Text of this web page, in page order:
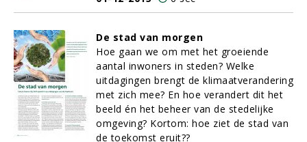
De stad van morgen
Hoe gaan we om met het groeiende
aantal inwoners in steden? Welke
uitdagingen brengt de klimaatverandering
met zich mee? En hoe verandert dit het
beeld én het beheer van de stedelijke
omgeving? Kortom: hoe ziet de stad van
de toekomst eruit??